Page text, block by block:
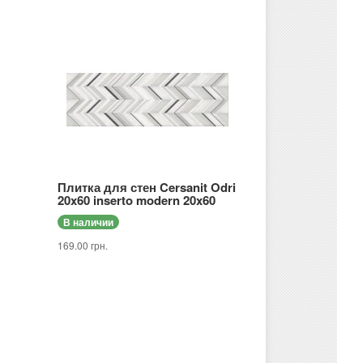
Плитка для стен Cersanit Odri
20x60 inserto modern 20x60
В наличии
169.00 грн.